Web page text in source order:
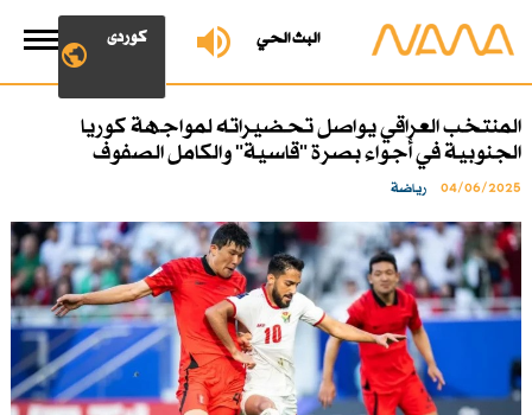
البث الحي کوردی
المنتخب العراقي يواصل تحضيراته لمواجهة كوريا
الجنوبية في أجواء بصرة "قاسية" والكامل الصفوف
04/06/2025 رياضة